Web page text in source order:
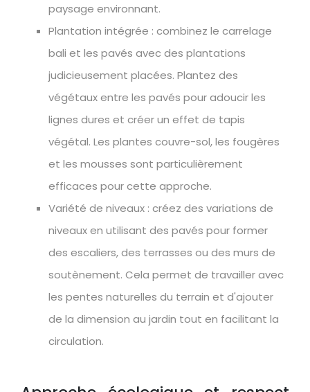
paysage environnant.
Plantation intégrée : combinez le carrelage
bali et les pavés avec des plantations
judicieusement placées. Plantez des
végétaux entre les pavés pour adoucir les
lignes dures et créer un effet de tapis
végétal. Les plantes couvre-sol, les fougères
et les mousses sont particulièrement
efficaces pour cette approche.
Variété de niveaux : créez des variations de
niveaux en utilisant des pavés pour former
des escaliers, des terrasses ou des murs de
soutènement. Cela permet de travailler avec
les pentes naturelles du terrain et d'ajouter
de la dimension au jardin tout en facilitant la
circulation.